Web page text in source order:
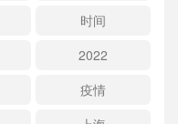
时间
2022
疫情